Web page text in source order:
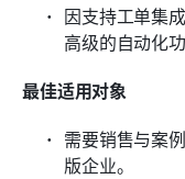
因支持工单集
高级的自动化功
最佳适用对象
需要销售与案
版企业。